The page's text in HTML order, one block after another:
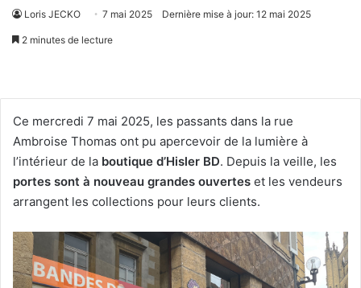
Loris JECKO 7 mai 2025 Dernière mise à jour: 12 mai 2025
2 minutes de lecture
Ce mercredi 7 mai 2025, les passants dans la rue
Ambroise Thomas ont pu apercevoir de la lumière à
l’intérieur de la boutique d’Hisler BD. Depuis la veille, les
portes sont à nouveau grandes ouvertes et les vendeurs
arrangent les collections pour leurs clients.